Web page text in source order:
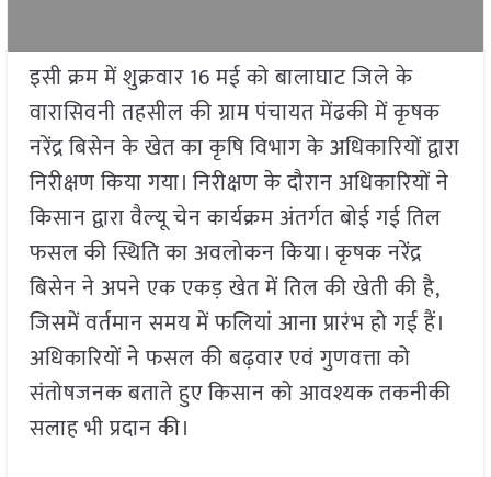
इसी क्रम में शुक्रवार 16 मई को बालाघाट जिले के
वारासिवनी तहसील की ग्राम पंचायत मेंढकी में कृषक
नरेंद्र बिसेन के खेत का कृषि विभाग के अधिकारियों द्वारा
निरीक्षण किया गया। निरीक्षण के दौरान अधिकारियों ने
किसान द्वारा वैल्यू चेन कार्यक्रम अंतर्गत बोई गई तिल
फसल की स्थिति का अवलोकन किया। कृषक नरेंद्र
बिसेन ने अपने एक एकड़ खेत में तिल की खेती की है,
जिसमें वर्तमान समय में फलियां आना प्रारंभ हो गई हैं।
अधिकारियों ने फसल की बढ़वार एवं गुणवत्ता को
संतोषजनक बताते हुए किसान को आवश्यक तकनीकी
सलाह भी प्रदान की।